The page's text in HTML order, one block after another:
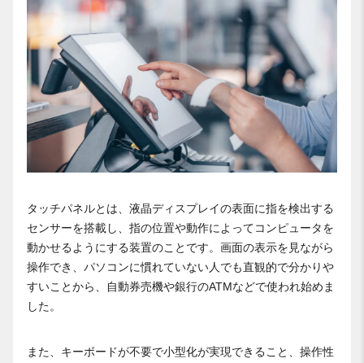
タッチパネルとは、液晶ディスプレイの表面に指を検出する
センサーを搭載し、指の位置や動作によってコンピュータを
動かせるようにする装置のことです。画面の表示を見ながら
操作でき、パソコンに慣れていない人でも直観的で分かりや
すいことから、自動券売機や銀行のATMなどで使われ始めま
した。
また、キーボードが不要で小型化が実現できること、操作性